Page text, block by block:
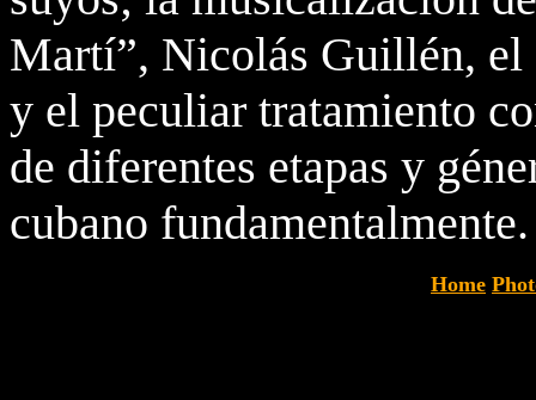
Martí”, Nicolás Guillén, el
y el peculiar tratamiento
de diferentes etapas y
cubano fundamentalmente.
Home